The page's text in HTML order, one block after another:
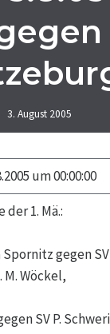
3. August 2005
um 00:00:00
1. Mä.:
Spornitz gegen
Wöckel,
SV P.